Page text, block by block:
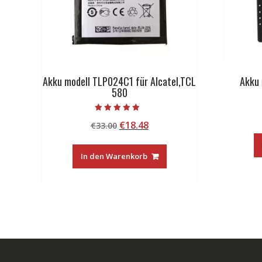
Akku modell TLP024C1 für Alcatel,TCL
580
5.00
von 5
€33.00 Ursprünglicher
war:
€33.00
€18.48Aktueller
ist:
€18.48.
In den Warenkorb